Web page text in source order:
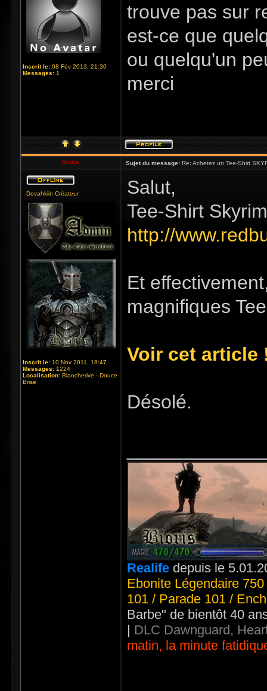
Inscrit le: 08 Fév 2013, 21:30
Messages: 1
trouve pas sur
est-ce que
ou quelqu'un
merci
Bioris Sujet du message: Re: Achetez un Tee-Shirt
Dovahkiin Créateur
Inscrit le: 10 Nov 2011, 18:47
Messages: 1224
Localisation: Blancherive - Douce
Brise
Salut,
Tee-Shirt
http://
Et
magnifiques
Voir cet article
Désolé.
Realife depuis le
Ebonite Légendaire
101 / Parade 101 /
Barbe" de bientôt 40
| DLC Dawnguard,
matin, la minute